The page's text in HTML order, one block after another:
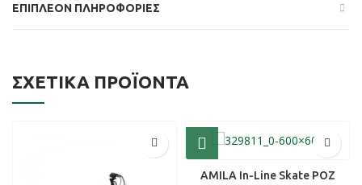
ΕΠΙΠΛΈΟΝ ΠΛΗΡΟΦΟΡΊΕΣ
ΣΧΕΤΙΚΆ ΠΡΟΪΌΝΤΑ
AMILA In-Line Skate ΡΟΖ